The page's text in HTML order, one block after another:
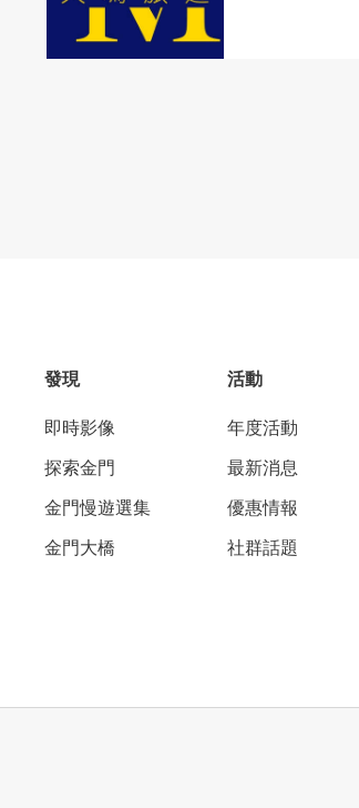
發現
即時影像
探索金門
金門慢遊選集
金門大橋
活動
年度活動
最新消息
優惠情報
社群話題